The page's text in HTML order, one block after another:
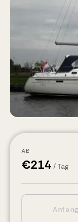
AB
€214 / Tag